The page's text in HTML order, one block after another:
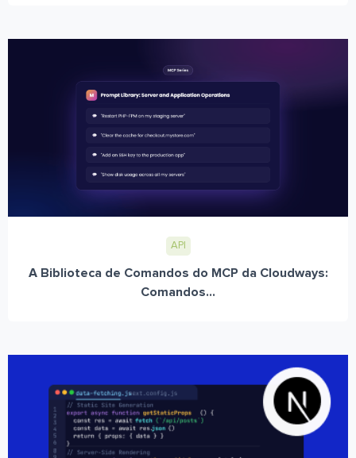
API
A Biblioteca de Comandos do MCP da Cloudways:
Comandos...